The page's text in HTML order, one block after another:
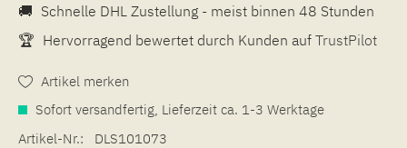
🚚 Schnelle DHL Zustellung - meist binnen 48 Stunden
🏆 Hervorragend bewertet durch Kunden auf TrustPilot
Artikel merken
Sofort versandfertig, Lieferzeit ca. 1-3 Werktage
Artikel-Nr.:
DLS101073